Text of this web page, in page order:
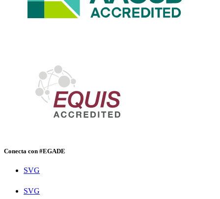
Conecta con #EGADE
SVG
SVG